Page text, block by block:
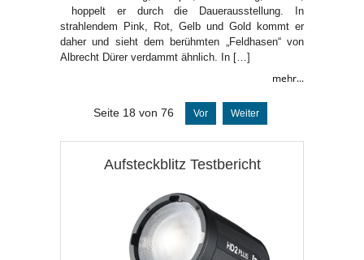
hoppelt er durch die Dauerausstellung. In
strahlendem Pink, Rot, Gelb und Gold kommt er
daher und sieht dem berühmten „Feldhasen“ von
Albrecht Dürer verdammt ähnlich. In […]
mehr...
Seite 18 von 76 Vor Weiter
Aufsteckblitz Testbericht